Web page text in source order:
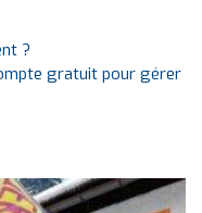
?
gratuit pour gérer